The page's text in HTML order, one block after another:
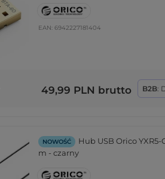
EAN: 6942227181404
49,99 PLN brutto B2B:
NOWOŚĆ
Hub USB Orico
m - czarny